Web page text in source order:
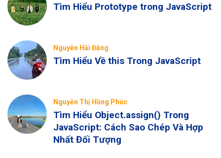
Tìm Hiểu Prototype trong JavaScript
Nguyễn Hải Đăng
Tìm Hiểu Về this Trong JavaScript
Nguyễn Thị Hồng Phúc
Tìm Hiểu Object.assign() Trong
JavaScript: Cách Sao Chép Và Hợp
Nhất Đối Tượng